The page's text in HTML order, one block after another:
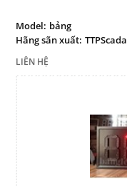
Model: bảng
Hãng sãn xuất: TTPScada
LIÊN HỆ